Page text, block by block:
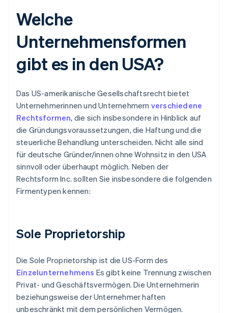
Welche
Unternehmensformen
gibt es in den USA?
Das US-amerikanische Gesellschaftsrecht bietet
Unternehmerinnen und Unternehmern verschiedene
Rechtsformen, die sich insbesondere in Hinblick auf
die Gründungsvoraussetzungen, die Haftung und die
steuerliche Behandlung unterscheiden. Nicht alle sind
für deutsche Gründer/innen ohne Wohnsitz in den USA
sinnvoll oder überhaupt möglich. Neben der
Rechtsform Inc. sollten Sie insbesondere die folgenden
Firmentypen kennen:
Sole Proprietorship
Die Sole Proprietorship ist die US-Form des
Einzelunternehmens Es gibt keine Trennung zwischen
Privat- und Geschäftsvermögen. Die Unternehmerin
beziehungsweise der Unternehmer haften
unbeschränkt mit dem persönlichen Vermögen.